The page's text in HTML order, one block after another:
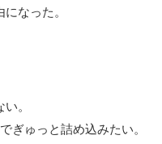
なった。
。
ぎゅっと詰め込みたい。